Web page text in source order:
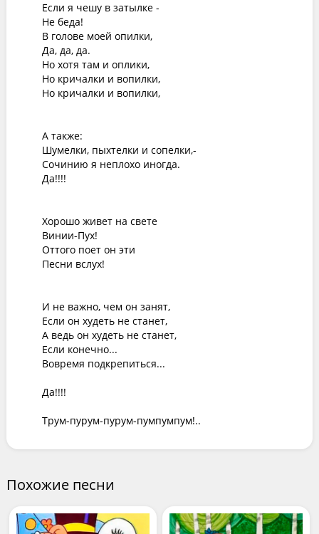
Если я чешу в затылке -
Не беда!
В голове моей опилки,
Да, да, да.
Но хотя там и оплики,
Но кричалки и вопилки,
Но кричалки и вопилки,
А также:
Шумелки, пыхтелки и сопелки,-
Сочинию я неплохо иногда.
Да!!!!
Хорошо живет на свете
Винии-Пух!
Оттого поет он эти
Песни вслух!
И не важно, чем он занят,
Если он худеть не станет,
А ведь он худеть не станет,
Если конечно...
Вовремя подкрепиться...
Да!!!!
Трум-пурум-пурум-пумпумпум!..
Похожие песни